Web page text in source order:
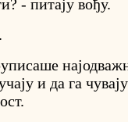
- питају вођу.
и да га